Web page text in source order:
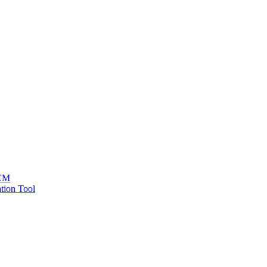
Tool